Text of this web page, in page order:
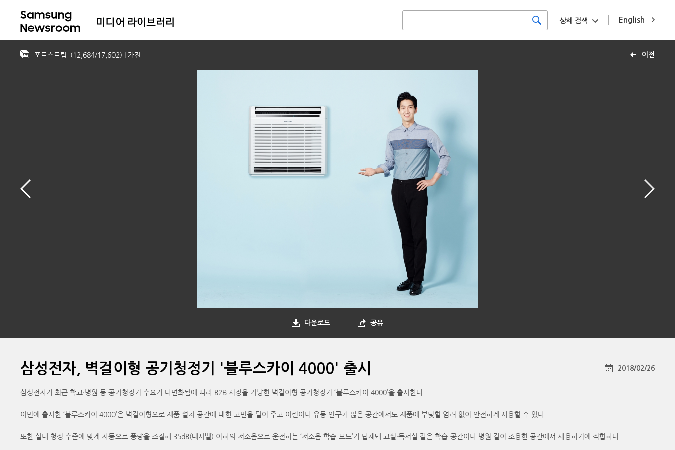
English
상세 검색
이전
포토스트림 (12,684/17,602) | 가전
다운로드 공유
삼성전자, 벽걸이형 공기청정기 '블루스카이 4000' 출시 2018/02/26
삼성전자가 최근 학교·병원 등 공기청정기 수요가 다변화됨에 따라 B2B 시장을 겨냥한 벽걸이형 공기청정기 ‘블루스카이 4000’을 출시한다.
이번에 출시한 ‘블루스카이 4000’은 벽걸이형으로 제품 설치 공간에 대한 고민을 덜어 주고 어린이나 유동 인구가 많은 공간에서도 제품에 부딪힐 염려 없이 안전하게 사용할 수 있다.
또한 실내 청정 수준에 맞게 자동으로 풍량을 조절해 35dB(데시벨) 이하의 저소음으로 운전하는 ‘저소음 학습 모드’가 탑재돼 교실·독서실 같은 학습 공간이나 병원 같이 조용한 공간에서 사용하기에 적합하다.